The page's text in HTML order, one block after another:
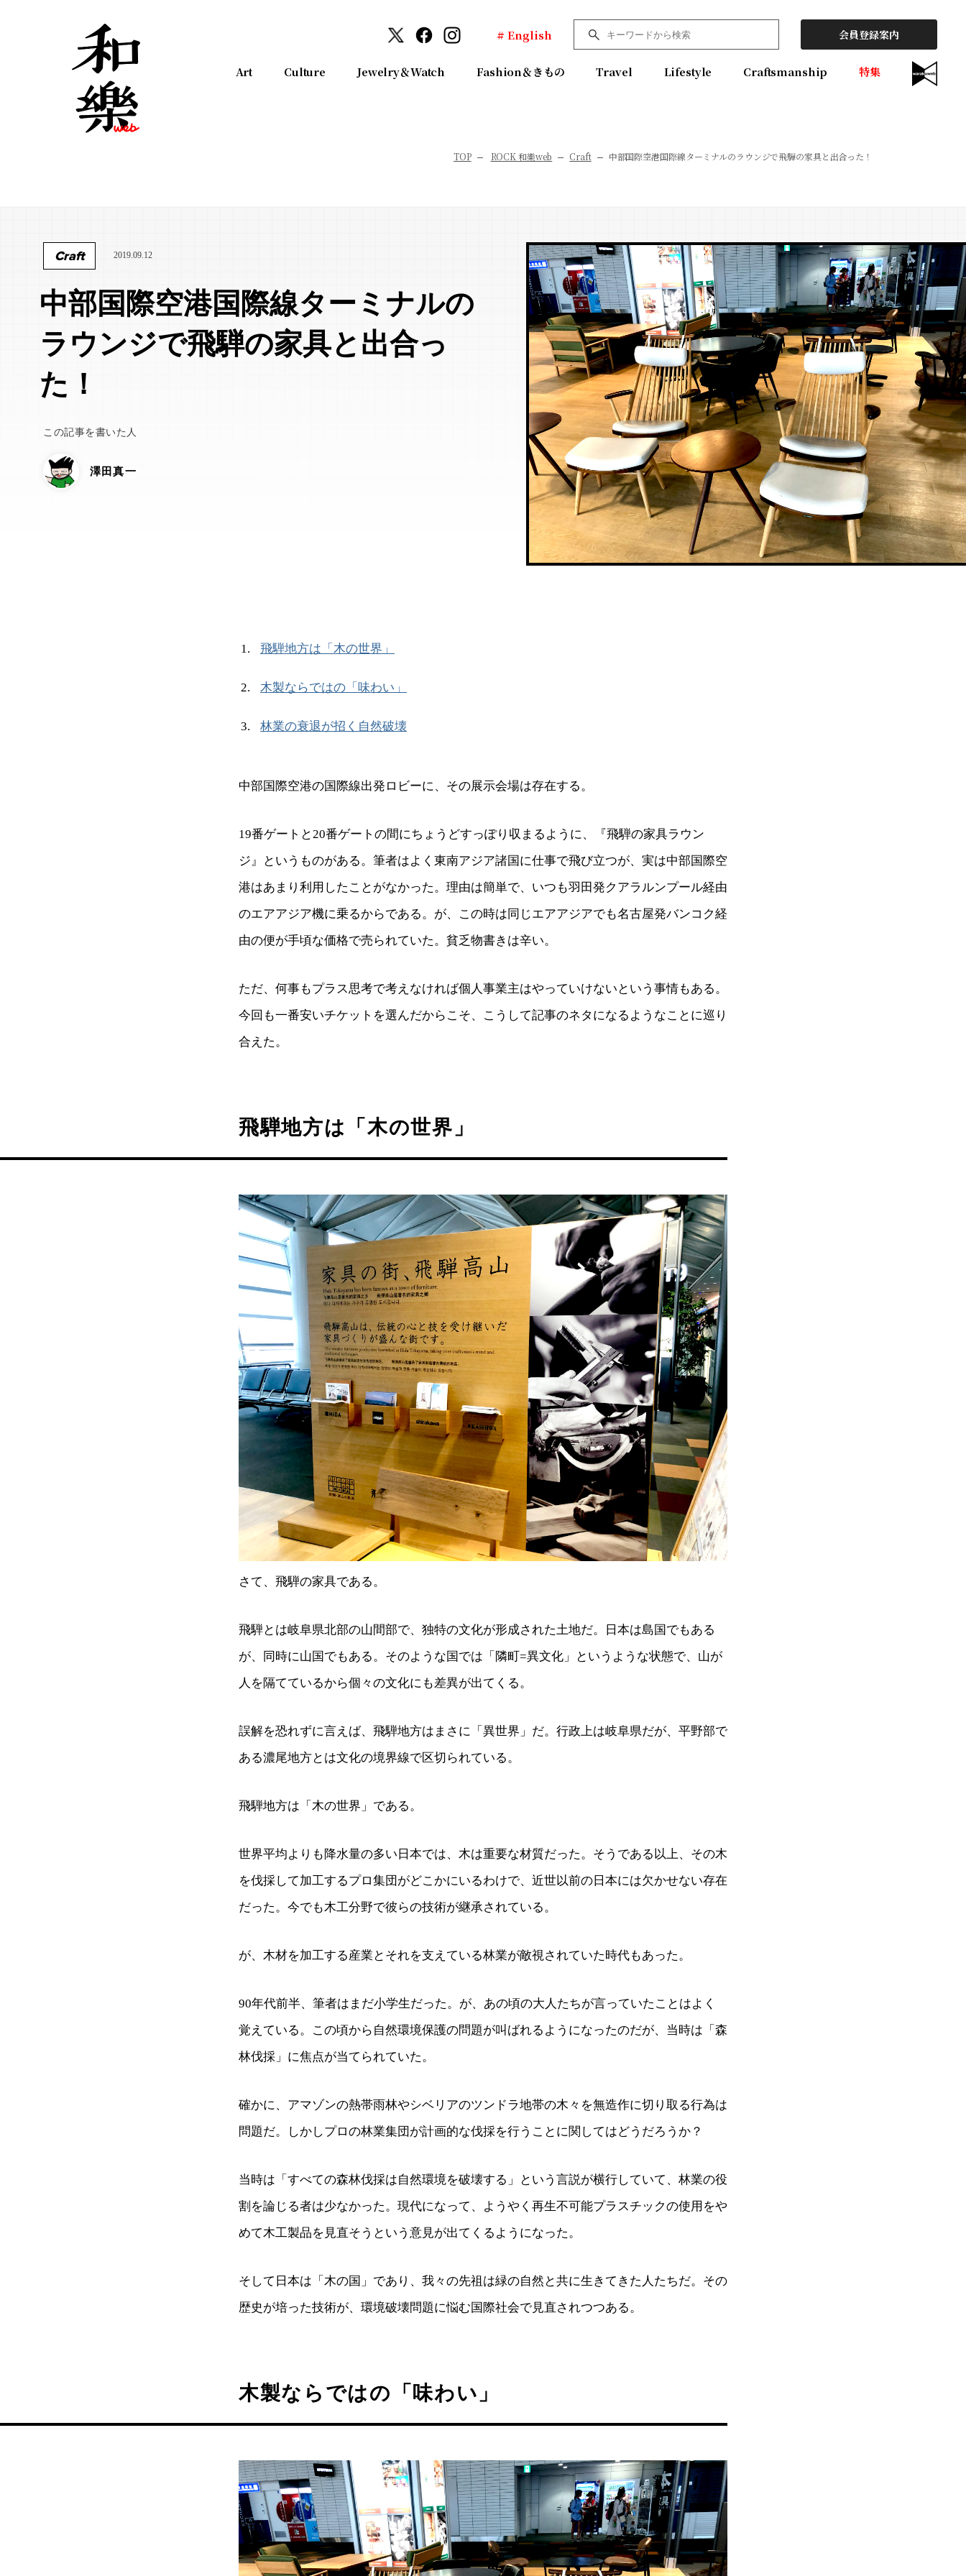
# English 会員登録案内
Art Culture Jewelry＆Watch Fashion＆きもの Travel Lifestyle Craftsmanship 特集
TOP ROCK 和樂web Craft 中部国際空港国際線ターミナルのラウンジで飛騨の家具と出合った！
Craft 2019.09.12
中部国際空港国際線ターミナルの
ラウンジで飛騨の家具と出合っ
た！
この記事を書いた人
澤田真一
飛騨地方は「木の世界」
木製ならではの「味わい」
林業の衰退が招く自然破壊
中部国際空港の国際線出発ロビーに、その展示会場は存在する。
19番ゲートと20番ゲートの間にちょうどすっぽり収まるように、『飛騨の家具ラウン
ジ』というものがある。筆者はよく東南アジア諸国に仕事で飛び立つが、実は中部国際空
港はあまり利用したことがなかった。理由は簡単で、いつも羽田発クアラルンプール経由
のエアアジア機に乗るからである。が、この時は同じエアアジアでも名古屋発バンコク経
由の便が手頃な価格で売られていた。貧乏物書きは辛い。
ただ、何事もプラス思考で考えなければ個人事業主はやっていけないという事情もある。
今回も一番安いチケットを選んだからこそ、こうして記事のネタになるようなことに巡り
合えた。
飛騨地方は「木の世界」
さて、飛騨の家具である。
飛騨とは岐阜県北部の山間部で、独特の文化が形成された土地だ。日本は島国でもある
が、同時に山国でもある。そのような国では「隣町=異文化」というような状態で、山が
人を隔てているから個々の文化にも差異が出てくる。
誤解を恐れずに言えば、飛騨地方はまさに「異世界」だ。行政上は岐阜県だが、平野部で
ある濃尾地方とは文化の境界線で区切られている。
飛騨地方は「木の世界」である。
世界平均よりも降水量の多い日本では、木は重要な材質だった。そうである以上、その木
を伐採して加工するプロ集団がどこかにいるわけで、近世以前の日本には欠かせない存在
だった。今でも木工分野で彼らの技術が継承されている。
が、木材を加工する産業とそれを支えている林業が敵視されていた時代もあった。
90年代前半、筆者はまだ小学生だった。が、あの頃の大人たちが言っていたことはよく
覚えている。この頃から自然環境保護の問題が叫ばれるようになったのだが、当時は「森
林伐採」に焦点が当てられていた。
確かに、アマゾンの熱帯雨林やシベリアのツンドラ地帯の木々を無造作に切り取る行為は
問題だ。しかしプロの林業集団が計画的な伐採を行うことに関してはどうだろうか？
当時は「すべての森林伐採は自然環境を破壊する」という言説が横行していて、林業の役
割を論じる者は少なかった。現代になって、ようやく再生不可能プラスチックの使用をや
めて木工製品を見直そうという意見が出てくるようになった。
そして日本は「木の国」であり、我々の先祖は緑の自然と共に生きてきた人たちだ。その
歴史が培った技術が、環境破壊問題に悩む国際社会で見直されつつある。
木製ならではの「味わい」